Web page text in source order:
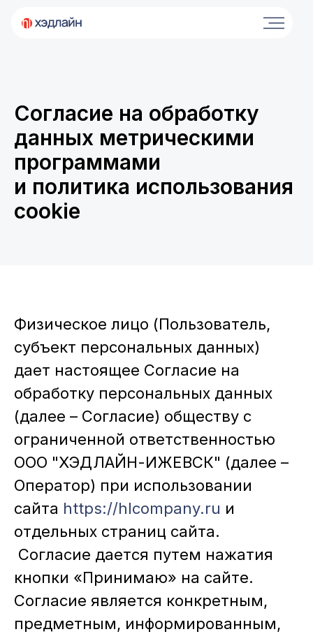
Согласие на обработку
данных метрическими
программами
и политика использования
cookie
Физическое лицо (Пользователь,
субъект персональных данных)
дает настоящее Согласие на
обработку персональных данных
(далее – Согласие) обществу с
ограниченной ответственностью
ООО "ХЭДЛАЙН-ИЖЕВСК" (далее –
Оператор) при использовании
сайта https://hlcompany.ru и
отдельных страниц сайта.
Согласие дается путем нажатия
кнопки «Принимаю» на сайте.
Согласие является конкретным,
предметным, информированным,